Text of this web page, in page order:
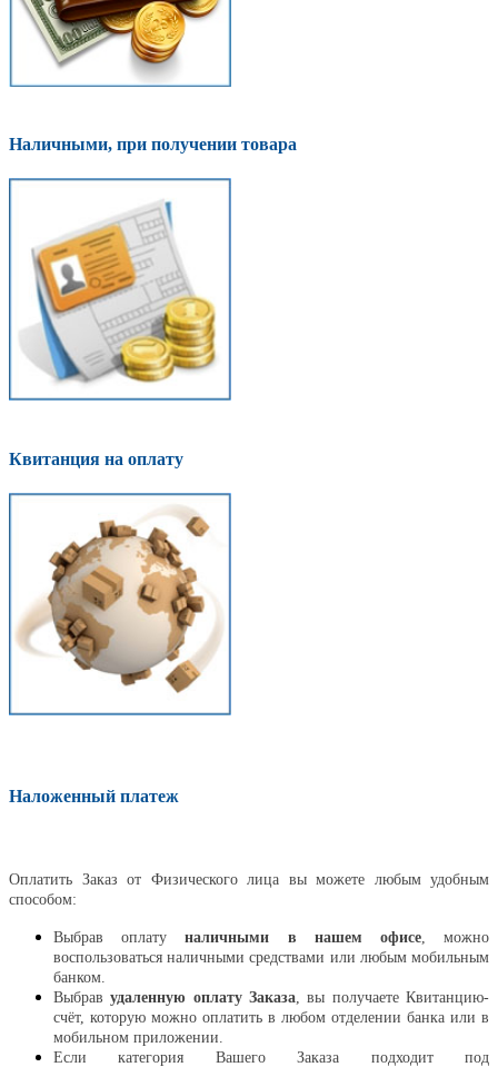
Наличными, при получении товара
Квитанция на оплату
Наложенный платеж
Оплатить Заказ от Физического лица вы можете любым удобным
способом:
Выбрав оплатуналичными в нашем офисе, можно
воспользоваться наличными средствами или любым мобильным
банком.
Выбравудаленную оплату Заказа , вы получаете Квитанцию-
счёт, которую можно оплатить в любом отделении банка или в
мобильном приложении.
Если категория Вашего Заказа подходит под